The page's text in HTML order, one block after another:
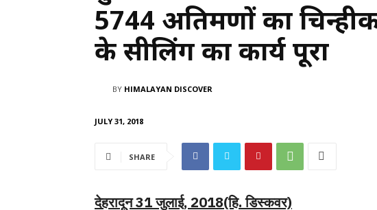
5744 अतिक्रमणों का
के सीलिंग का कार्य पूरा
BY HIMALAYAN DISCOVER
JULY 31, 2018
SHARE
देहरादून 31 जुलाई, 2018(हि. डिस्कवर)